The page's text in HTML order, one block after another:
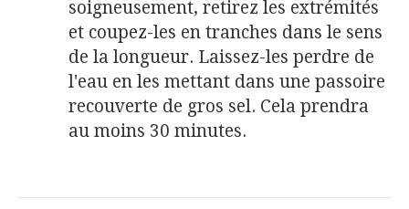
soigneusement, retirez les extrémités
et coupez-les en tranches dans le sens
de la longueur. Laissez-les perdre de
l'eau en les mettant dans une passoire
recouverte de gros sel. Cela prendra
au moins 30 minutes.